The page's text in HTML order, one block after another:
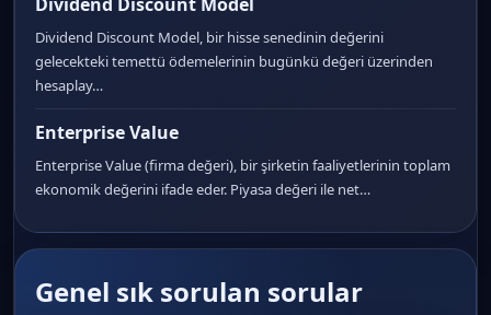
Dividend Discount Model, bir hisse senedinin değerini
gelecekteki temettü ödemelerinin bugünkü değeri üzerinden
hesaplay…
Enterprise Value
Enterprise Value (firma değeri), bir şirketin faaliyetlerinin toplam
ekonomik değerini ifade eder. Piyasa değeri ile net…
Genel sık sorulan sorular